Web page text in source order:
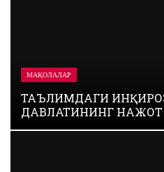
МАҚОЛАЛАР
ТАЪЛИМДАГИ
ДАВЛАТИНИНГ